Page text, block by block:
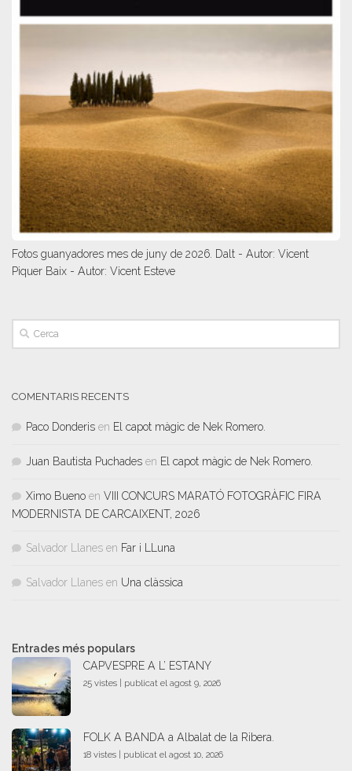
Fotos guanyadores mes de juny de 2026. Dalt - Autor: Vicent
Piquer Baix - Autor: Vicent Esteve
COMENTARIS RECENTS
Paco Donderis en El capot màgic de Nek Romero.
Juan Bautista Puchades en El capot màgic de Nek Romero.
Ximo Bueno en VIII CONCURS MARATÓ FOTOGRÀFIC FIRA
MODERNISTA DE CARCAIXENT, 2026
Salvador Llanes en Far i LLuna
Salvador Llanes en Una clàssica
Entrades més populars
CAPVESPRE A L’ ESTANY
25 vistes | publicat el agost 9, 2026
FOLK A BANDA a Albalat de la Ribera.
18 vistes | publicat el agost 10, 2026